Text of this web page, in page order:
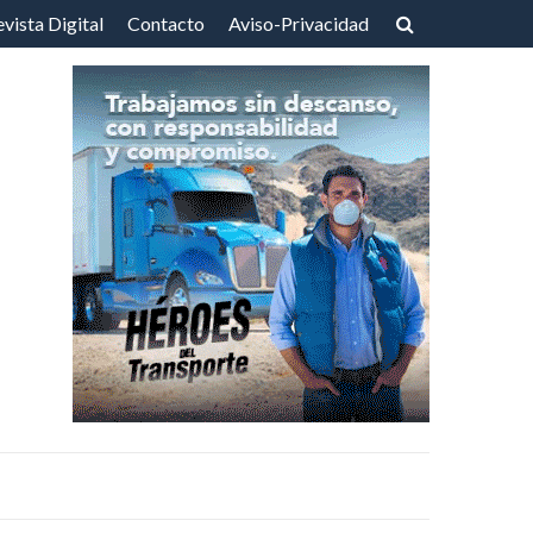
Digital Contacto Aviso-Privacidad